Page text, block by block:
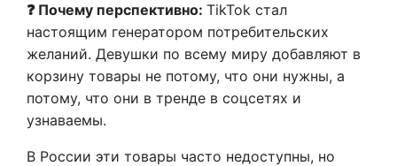
❓ Почему перспективно: TikTok стал
настоящим генератором потребительских
желаний. Девушки по всему миру добавляют в
корзину товары не потому, что они нужны, а
потому, что они в тренде в соцсетях и
узнаваемы.
В России эти товары часто недоступны, но